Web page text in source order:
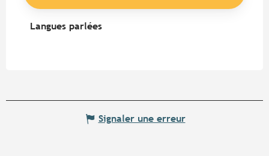
Langues parlées
Langues parlées
Signaler une erreur